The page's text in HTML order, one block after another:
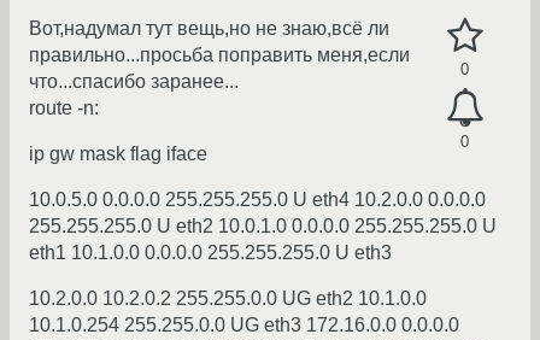
0
0
Вот,надумал тут вещь,но не знаю,всё ли
правильно...просьба поправить меня,если
что...спасибо заранее...
route -n:
ip gw mask flag iface
10.0.5.0 0.0.0.0 255.255.255.0 U eth4 10.2.0.0 0.0.0.0
255.255.255.0 U eth2 10.0.1.0 0.0.0.0 255.255.255.0 U
eth1 10.1.0.0 0.0.0.0 255.255.255.0 U eth3
10.2.0.0 10.2.0.2 255.255.0.0 UG eth2 10.1.0.0
10.1.0.254 255.255.0.0 UG eth3 172.16.0.0 0.0.0.0